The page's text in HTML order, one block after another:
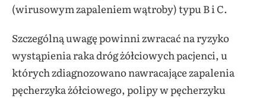
(wirusowym zapaleniem wątroby) typu B i C.
Szczególną uwagę powinni zwracać na ryzyko
wystąpienia raka dróg żółciowych pacjenci, u
których zdiagnozowano nawracające zapalenia
pęcherzyka żółciowego, polipy w pęcherzyku